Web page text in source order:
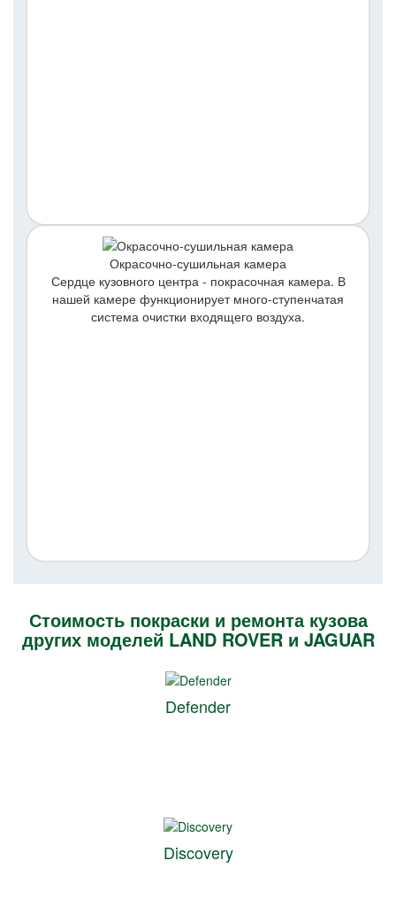
Окрасочно-сушильная камера
Сердце кузовного центра - покрасочная камера. В
нашей камере функционирует много-ступенчатая
система очистки входящего воздуха.
Стоимость покраски и ремонта кузова
других моделей LAND ROVER и JAGUAR
Defender
Discovery